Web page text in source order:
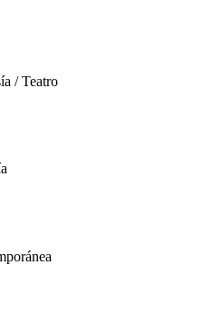
/Teatro